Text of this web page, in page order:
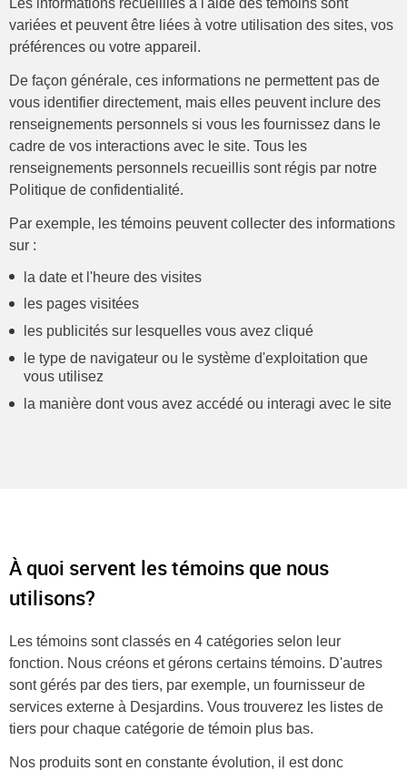
Les informations recueillies à l'aide des témoins sont
variées et peuvent être liées à votre utilisation des sites, vos
préférences ou votre appareil.
De façon générale, ces informations ne permettent pas de
vous identifier directement, mais elles peuvent inclure des
renseignements personnels si vous les fournissez dans le
cadre de vos interactions avec le site. Tous les
renseignements personnels recueillis sont régis par notre
Politique de confidentialité.
Par exemple, les témoins peuvent collecter des informations
sur :
la date et l'heure des visites
les pages visitées
les publicités sur lesquelles vous avez cliqué
le type de navigateur ou le système d'exploitation que
vous utilisez
la manière dont vous avez accédé ou interagi avec le site
À quoi servent les témoins que nous
utilisons?
Les témoins sont classés en 4 catégories selon leur
fonction. Nous créons et gérons certains témoins. D'autres
sont gérés par des tiers, par exemple, un fournisseur de
services externe à Desjardins. Vous trouverez les listes de
tiers pour chaque catégorie de témoin plus bas.
Nos produits sont en constante évolution, il est donc